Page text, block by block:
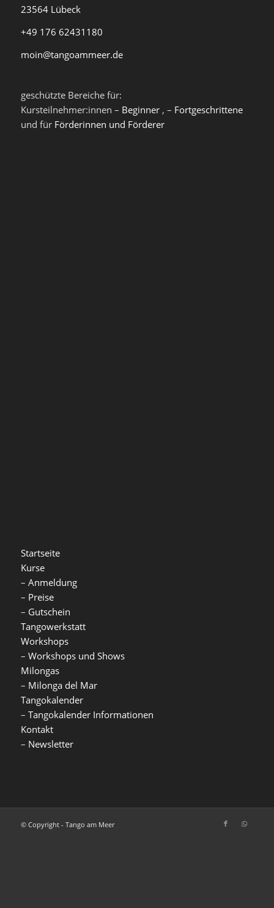
23564 Lübeck
+49 176 62431180
moin@tangoammeer.de
geschützte Bereiche für:
Kursteilnehmer:innen – Beginner, – Fortgeschrittene
und für Förderinnen und Förderer
Startseite
Kurse
– Anmeldung
– Preise
– Gutschein
Tangowerkstatt
Workshops
– Workshops und Shows
Milongas
– Milonga del Mar
Tangokalender
– Tangokalender Informationen
Kontakt
– Newsletter
© Copyright - Tango am Meer